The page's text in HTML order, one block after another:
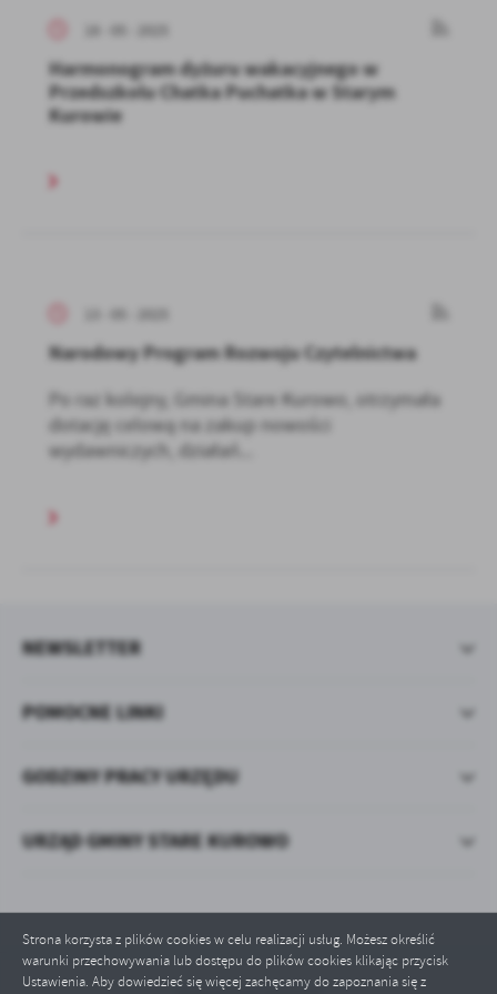
Strona korzysta z plików cookies w celu realizacji usług. Możesz określić
warunki przechowywania lub dostępu do plików cookies klikając przycisk
Ustawienia. Aby dowiedzieć się więcej zachęcamy do zapoznania się z
Harmonogram dyżuru wakacyjnego w
Przedszkolu Chatka Puchatka w Starym
Kurowie
Narodowy Program Rozwoju Czytelnictwa
Po raz kolejny, Gmina Stare Kurowo, otrzymała
dotację celową na zakup nowości
wydawniczych, działań...
POMOCNE LINKI
NEWSLETTER
GODZINY PRACY URZĘDU
URZĄD GMINY STARE KUROWO